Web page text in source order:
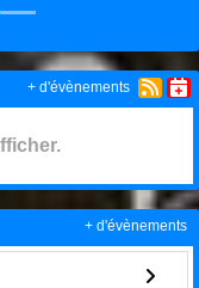
+ d'évènements
+ d'évènements